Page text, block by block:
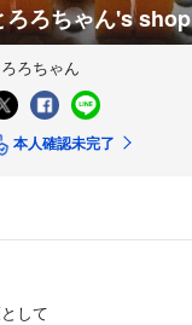
ろろちゃん's shop
ろちゃん
本人確認未完了
して